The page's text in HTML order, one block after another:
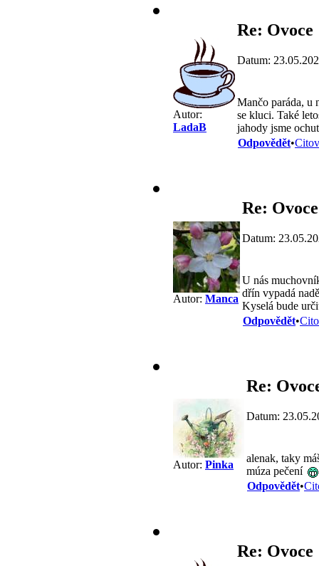
Autor:
LadaB
Re: Ovoce
Datum:
Mančo paráda, u
se kluci. Také
jahody jsme
Odpovědět•
Autor: Manca
Re: Ovoce
Datum:
U nás
dřín vypadá
Kyselá bude
Odpovědět•
Autor: Pinka
Re:
Datum:
alenak, taky
múza pečení
Odpovědět•
Re: Ovoce